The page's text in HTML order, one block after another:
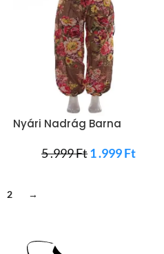
Nyári Nadrág Barna
5 .999Ft1 .999Ft
2 →